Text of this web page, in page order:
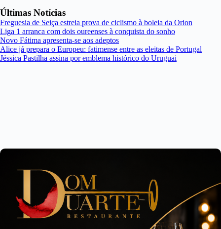
Últimas Notícias
Freguesia de Seiça estreia prova de ciclismo à boleia da Orion
Liga 1 arranca com dois oureenses à conquista do sonho
Novo Fátima apresenta-se aos adeptos
Alice já prepara o Europeu: fatimense entre as eleitas de Portugal
Jéssica Pastilha assina por emblema histórico do Uruguai